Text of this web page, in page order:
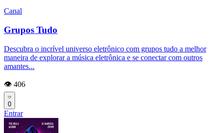
Canal
Grupos Tudo
Descubra o incrível universo eletrônico com grupos tudo a melhor
maneira de explorar a música eletrônica e se conectar com outros
amantes...
👁️ 406
0
Entrar